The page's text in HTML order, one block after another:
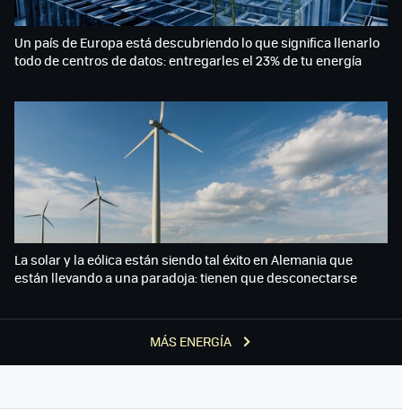
MÁS ENERGÍA
Un país de Europa está descubriendo lo que significa llenarlo
todo de centros de datos: entregarles el 23% de tu energía
La solar y la eólica están siendo tal éxito en Alemania que
están llevando a una paradoja: tienen que desconectarse